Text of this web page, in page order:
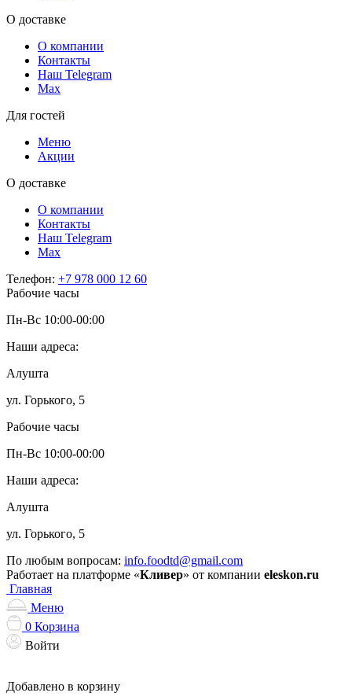
О доставке
О компании
Контакты
Наш Telegram
Мах
Для гостей
Меню
Акции
О доставке
О компании
Контакты
Наш Telegram
Мах
Телефон: +7 978 000 12 60
Рабочие часы
Пн-Вс 10:00-00:00
Наши адреса:
Алушта
ул. Горького, 5
Рабочие часы
Пн-Вс 10:00-00:00
Наши адреса:
Алушта
ул. Горького, 5
По любым вопросам: info.foodtd@gmail.com
Работает на платформе «Кливер» от компании eleskon.ru
Главная
Меню
0 Корзина
Войти
Добавлено в корзину